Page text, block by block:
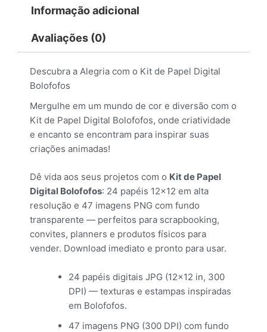
Informação adicional
Avaliações (0)
Descubra a Alegria com o Kit de Papel Digital
Bolofofos
Mergulhe em um mundo de cor e diversão com o
Kit de Papel Digital Bolofofos, onde criatividade
e encanto se encontram para inspirar suas
criações animadas!
Dê vida aos seus projetos com o Kit de Papel
Digital Bolofofos: 24 papéis 12×12 em alta
resolução e 47 imagens PNG com fundo
transparente — perfeitos para scrapbooking,
convites, planners e produtos físicos para
vender. Download imediato e pronto para usar.
24 papéis digitais JPG (12×12 in, 300
DPI) — texturas e estampas inspiradas
em Bolofofos.
47 imagens PNG (300 DPI) com fundo